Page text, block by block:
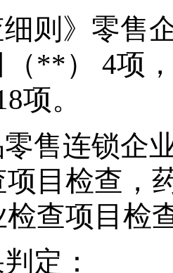
则》零售
（**） 4项
项。
零售连锁企
目检查，
查项目检
定：